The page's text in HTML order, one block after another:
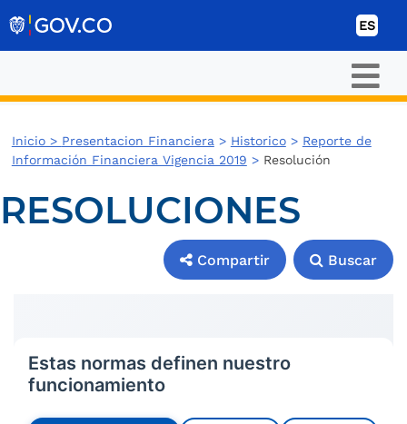
ES
Inicio > Presentacion Financiera > Historico> Reporte de
Información Financiera Vigencia 2019 >Resolución
RESOLUCIONES
Compartir Buscar
Estas normas definen nuestro
funcionamiento